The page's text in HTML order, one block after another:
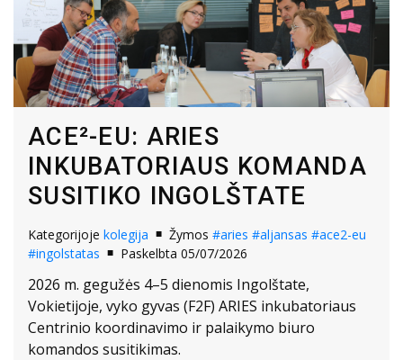
ACE²-EU: ARIES
INKUBATORIAUS KOMANDA
SUSITIKO INGOLŠTATE
Kategorijoje kolegija Žymos #aries #aljansas #ace2-eu
#ingolstatas
Paskelbta 05/07/2026
2026 m. gegužės 4–5 dienomis Ingolštate,
Vokietijoje, vyko gyvas (F2F) ARIES inkubatoriaus
Centrinio koordinavimo ir palaikymo biuro
komandos susitikimas.